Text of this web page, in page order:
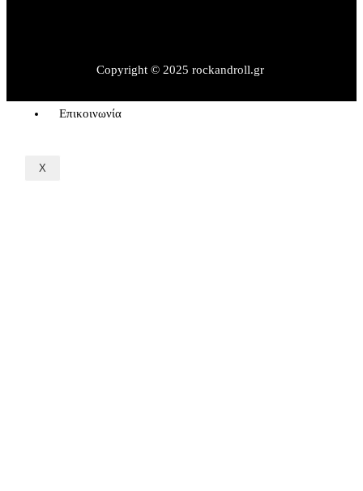
Rock Interviews
Επικοινωνία
X
Copyright © 2025 rockandroll.gr